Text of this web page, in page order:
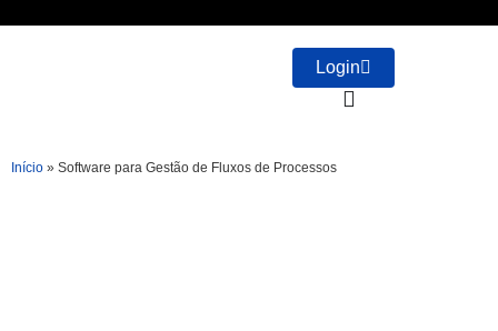
Login
Início » Software para Gestão de Fluxos de Processos